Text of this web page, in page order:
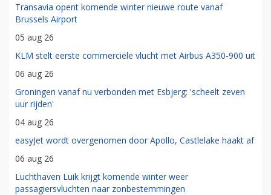
Transavia opent komende winter nieuwe route vanaf
Brussels Airport
05 aug 26
KLM stelt eerste commerciële vlucht met Airbus A350-900 uit
06 aug 26
Groningen vanaf nu verbonden met Esbjerg: 'scheelt zeven
uur rijden'
04 aug 26
easyJet wordt overgenomen door Apollo, Castlelake haakt af
06 aug 26
Luchthaven Luik krijgt komende winter weer
passagiersvluchten naar zonbestemmingen